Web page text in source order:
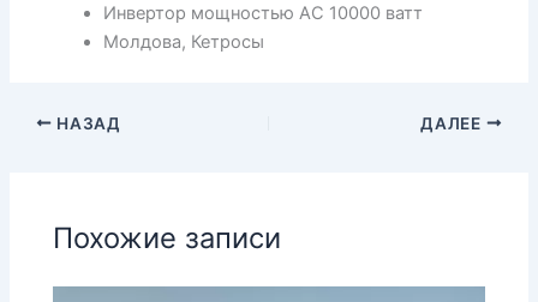
Инвертор мощностью АС 10000 ватт
Молдова, Кетросы
НАЗАД ДАЛЕЕ
Похожие записи